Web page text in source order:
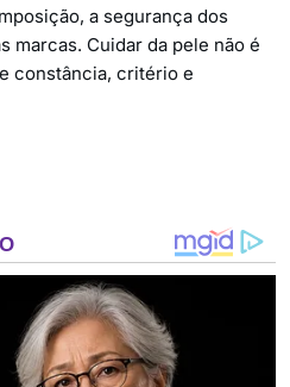
a segurança dos
marcas. Cuidar da pele não é
constância, critério e